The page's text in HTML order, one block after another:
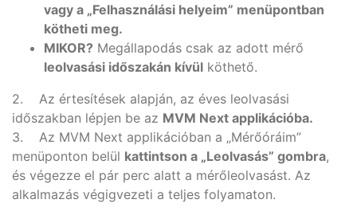
vagy a „Felhasználási helyeim” menüpontban
kötheti meg.
MIKOR? Megállapodás csak az adott mérő
leolvasási időszakán kívül köthető.
2. Az értesítések alapján, az éves leolvasási
időszakban lépjen be az MVM Next applikációba.
3. Az MVM Next applikációban a „Mérőóráim”
menüponton belül kattintson a „Leolvasás” gombra,
és végezze el pár perc alatt a mérőleolvasást. Az
alkalmazás végigvezeti a teljes folyamaton.